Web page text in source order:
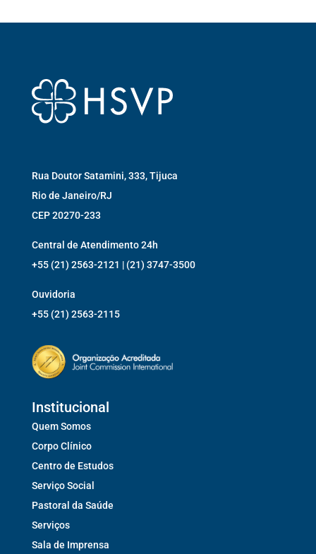
Rua Doutor Satamini, 333, Tijuca
Rio de Janeiro/RJ
CEP 20270-233
Central de Atendimento 24h
+55 (21) 2563-2121 | (21) 3747-3500
Ouvidoria
+55 (21) 2563-2115
Institucional
Quem Somos
Corpo Clínico
Centro de Estudos
Serviço Social
Pastoral da Saúde
Serviços
Sala de Imprensa